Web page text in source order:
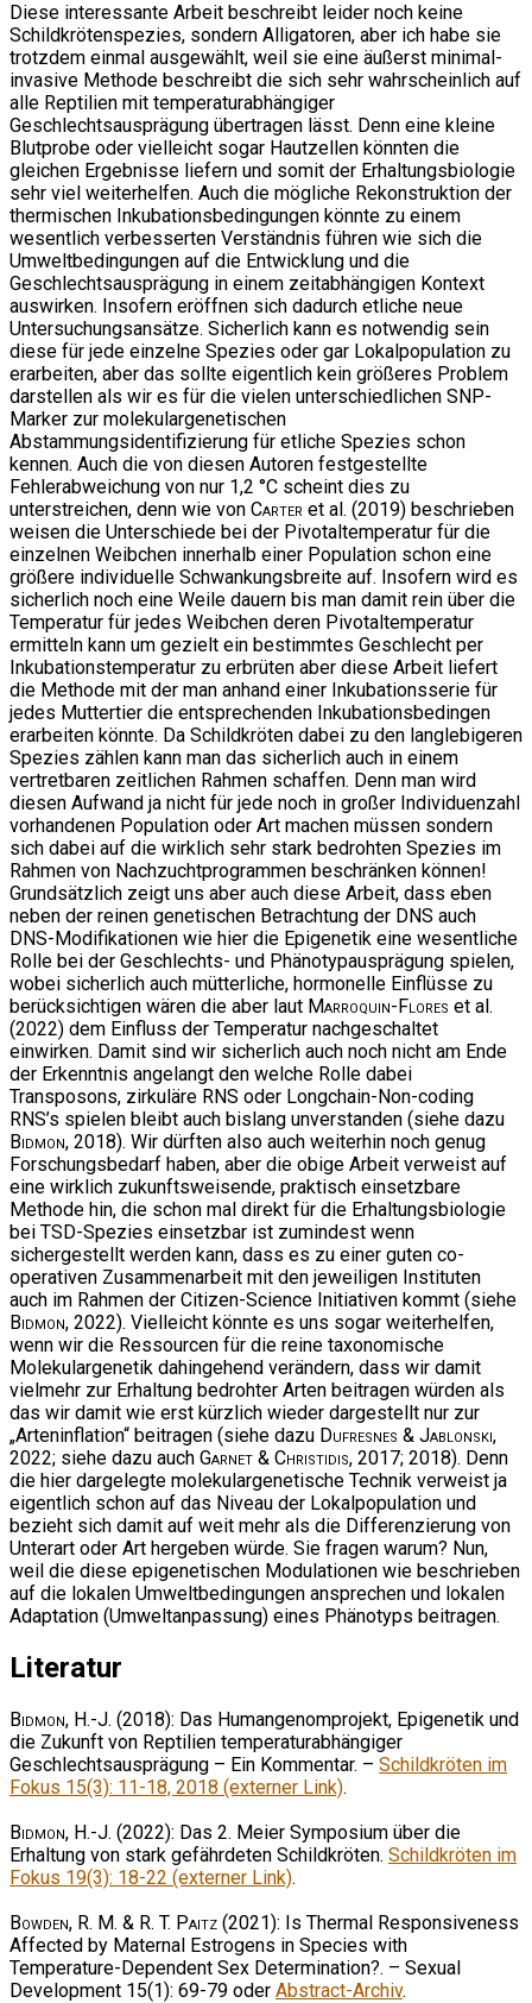
Diese interessante Arbeit beschreibt leider noch keine
Schildkrötenspezies, sondern Alligatoren, aber ich habe sie
trotzdem einmal ausgewählt, weil sie eine äußerst minimal-
invasive Methode beschreibt die sich sehr wahrscheinlich auf
alle Reptilien mit temperaturabhängiger
Geschlechtsausprägung übertragen lässt. Denn eine kleine
Blutprobe oder vielleicht sogar Hautzellen könnten die
gleichen Ergebnisse liefern und somit der Erhaltungsbiologie
sehr viel weiterhelfen. Auch die mögliche Rekonstruktion der
thermischen Inkubationsbedingungen könnte zu einem
wesentlich verbesserten Verständnis führen wie sich die
Umweltbedingungen auf die Entwicklung und die
Geschlechtsausprägung in einem zeitabhängigen Kontext
auswirken. Insofern eröffnen sich dadurch etliche neue
Untersuchungsansätze. Sicherlich kann es notwendig sein
diese für jede einzelne Spezies oder gar Lokalpopulation zu
erarbeiten, aber das sollte eigentlich kein größeres Problem
darstellen als wir es für die vielen unterschiedlichen SNP-
Marker zur molekulargenetischen
Abstammungsidentifizierung für etliche Spezies schon
kennen. Auch die von diesen Autoren festgestellte
Fehlerabweichung von nur 1,2 °C scheint dies zu
unterstreichen, denn wie von Carter et al. (2019) beschrieben
weisen die Unterschiede bei der Pivotaltemperatur für die
einzelnen Weibchen innerhalb einer Population schon eine
größere individuelle Schwankungsbreite auf. Insofern wird es
sicherlich noch eine Weile dauern bis man damit rein über die
Temperatur für jedes Weibchen deren Pivotaltemperatur
ermitteln kann um gezielt ein bestimmtes Geschlecht per
Inkubationstemperatur zu erbrüten aber diese Arbeit liefert
die Methode mit der man anhand einer Inkubationsserie für
jedes Muttertier die entsprechenden Inkubationsbedingen
erarbeiten könnte. Da Schildkröten dabei zu den langlebigeren
Spezies zählen kann man das sicherlich auch in einem
vertretbaren zeitlichen Rahmen schaffen. Denn man wird
diesen Aufwand ja nicht für jede noch in großer Individuenzahl
vorhandenen Population oder Art machen müssen sondern
sich dabei auf die wirklich sehr stark bedrohten Spezies im
Rahmen von Nachzuchtprogrammen beschränken können!
Grundsätzlich zeigt uns aber auch diese Arbeit, dass eben
neben der reinen genetischen Betrachtung der DNS auch
DNS-Modifikationen wie hier die Epigenetik eine wesentliche
Rolle bei der Geschlechts- und Phänotypausprägung spielen,
wobei sicherlich auch mütterliche, hormonelle Einflüsse zu
berücksichtigen wären die aber laut Marroquin-Flores et al.
(2022) dem Einfluss der Temperatur nachgeschaltet
einwirken. Damit sind wir sicherlich auch noch nicht am Ende
der Erkenntnis angelangt den welche Rolle dabei
Transposons, zirkuläre RNS oder Longchain-Non-coding
RNS’s spielen bleibt auch bislang unverstanden (siehe dazu
Bidmon, 2018). Wir dürften also auch weiterhin noch genug
Forschungsbedarf haben, aber die obige Arbeit verweist auf
eine wirklich zukunftsweisende, praktisch einsetzbare
Methode hin, die schon mal direkt für die Erhaltungsbiologie
bei TSD-Spezies einsetzbar ist zumindest wenn
sichergestellt werden kann, dass es zu einer guten co-
operativen Zusammenarbeit mit den jeweiligen Instituten
auch im Rahmen der Citizen-Science Initiativen kommt (siehe
Bidmon, 2022). Vielleicht könnte es uns sogar weiterhelfen,
wenn wir die Ressourcen für die reine taxonomische
Molekulargenetik dahingehend verändern, dass wir damit
vielmehr zur Erhaltung bedrohter Arten beitragen würden als
das wir damit wie erst kürzlich wieder dargestellt nur zur
„Arteninflation“ beitragen (siehe dazu Dufresnes & Jablonski,
2022; siehe dazu auch Garnet & Christidis, 2017; 2018). Denn
die hier dargelegte molekulargenetische Technik verweist ja
eigentlich schon auf das Niveau der Lokalpopulation und
bezieht sich damit auf weit mehr als die Differenzierung von
Unterart oder Art hergeben würde. Sie fragen warum? Nun,
weil die diese epigenetischen Modulationen wie beschrieben
auf die lokalen Umweltbedingungen ansprechen und lokalen
Adaptation (Umweltanpassung) eines Phänotyps beitragen.
Literatur
Bidmon, H.-J. (2018): Das Humangenomprojekt, Epigenetik und
die Zukunft von Reptilien temperaturabhängiger
Geschlechtsausprägung – Ein Kommentar. – Schildkröten im
Fokus 15(3): 11-18, 2018 (externer Link).
Bidmon, H.-J. (2022): Das 2. Meier Symposium über die
Erhaltung von stark gefährdeten Schildkröten. Schildkröten im
Fokus 19(3): 18-22 (externer Link).
Bowden, R. M. & R. T. Paitz (2021): Is Thermal Responsiveness
Affected by Maternal Estrogens in Species with
Temperature-Dependent Sex Determination?. – Sexual
Development 15(1): 69-79 oder Abstract-Archiv.